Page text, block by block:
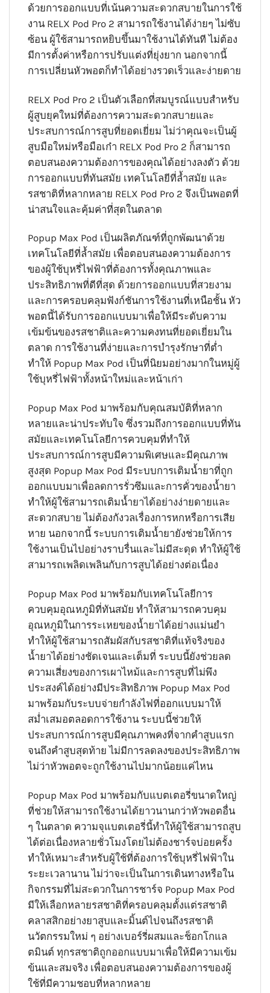
ด้วยการออกแบบที่เน้นความสะดวกสบายในการใช้
งาน RELX Pod Pro 2 สามารถใช้งานได้ง่ายๆ ไม่ซับ
ซ้อน ผู้ใช้สามารถหยิบขึ้นมาใช้งานได้ทันที ไม่ต้อง
มีการตั้งค่าหรือการปรับแต่งที่ยุ่งยาก นอกจากนี้
การเปลี่ยนหัวพอตก็ทำได้อย่างรวดเร็วและง่ายดาย
RELX Pod Pro 2 เป็นตัวเลือกที่สมบูรณ์แบบสำหรับ
ผู้สูบยุคใหม่ที่ต้องการความสะดวกสบายและ
ประสบการณ์การสูบที่ยอดเยี่ยม ไม่ว่าคุณจะเป็นผู้
สูบมือใหม่หรือมือเก๋า RELX Pod Pro 2 ก็สามารถ
ตอบสนองความต้องการของคุณได้อย่างลงตัว ด้วย
การออกแบบที่ทันสมัย เทคโนโลยีที่ล้ำสมัย และ
รสชาติที่หลากหลาย RELX Pod Pro 2 จึงเป็นพอตที่
น่าสนใจและคุ้มค่าที่สุดในตลาด
Popup Max Pod เป็นผลิตภัณฑ์ที่ถูกพัฒนาด้วย
เทคโนโลยีที่ล้ำสมัย เพื่อตอบสนองความต้องการ
ของผู้ใช้บุหรี่ไฟฟ้าที่ต้องการทั้งคุณภาพและ
ประสิทธิภาพที่ดีที่สุด ด้วยการออกแบบที่สวยงาม
และการครอบคลุมฟังก์ชันการใช้งานที่เหนือชั้น หัว
พอตนี้ได้รับการออกแบบมาเพื่อให้มีระดับความ
เข้มข้นของรสชาติและความคงทนที่ยอดเยี่ยมใน
ตลาด การใช้งานที่ง่ายและการบำรุงรักษาที่ต่ำ
ทำให้ Popup Max Pod เป็นที่นิยมอย่างมากในหมู่ผู้
ใช้บุหรี่ไฟฟ้าทั้งหน้าใหม่และหน้าเก่า
Popup Max Pod มาพร้อมกับคุณสมบัติที่หลาก
หลายและน่าประทับใจ ซึ่งรวมถึงการออกแบบที่ทัน
สมัยและเทคโนโลยีการควบคุมที่ทำให้
ประสบการณ์การสูบมีความพิเศษและมีคุณภาพ
สูงสุด Popup Max Pod มีระบบการเติมน้ำยาที่ถูก
ออกแบบมาเพื่อลดการรั่วซึมและการคั่วของน้ำยา
ทำให้ผู้ใช้สามารถเติมน้ำยาได้อย่างง่ายดายและ
สะดวกสบาย ไม่ต้องกังวลเรื่องการหกหรือการเสีย
หาย นอกจากนี้ ระบบการเติมน้ำยายังช่วยให้การ
ใช้งานเป็นไปอย่างราบรื่นและไม่มีสะดุด ทำให้ผู้ใช้
สามารถเพลิดเพลินกับการสูบได้อย่างต่อเนื่อง
Popup Max Pod มาพร้อมกับเทคโนโลยีการ
ควบคุมอุณหภูมิที่ทันสมัย ทำให้สามารถควบคุม
อุณหภูมิในการระเหยของน้ำยาได้อย่างแม่นยำ
ทำให้ผู้ใช้สามารถสัมผัสกับรสชาติที่แท้จริงของ
น้ำยาได้อย่างชัดเจนและเต็มที่ ระบบนี้ยังช่วยลด
ความเสี่ยงของการเผาไหม้และการสูบที่ไม่พึง
ประสงค์ได้อย่างมีประสิทธิภาพ Popup Max Pod
มาพร้อมกับระบบจ่ายกำลังไฟที่ออกแบบมาให้
สม่ำเสมอตลอดการใช้งาน ระบบนี้ช่วยให้
ประสบการณ์การสูบมีคุณภาพคงที่จากคำสูบแรก
จนถึงคำสูบสุดท้าย ไม่มีการลดลงของประสิทธิภาพ
ไม่ว่าหัวพอตจะถูกใช้งานไปมากน้อยแค่ไหน
Popup Max Pod มาพร้อมกับแบตเตอรี่ขนาดใหญ่
ที่ช่วยให้สามารถใช้งานได้ยาวนานกว่าหัวพอตอื่น
ๆ ในตลาด ความจุแบตเตอรี่นี้ทำให้ผู้ใช้สามารถสูบ
ได้ต่อเนื่องหลายชั่วโมงโดยไม่ต้องชาร์จบ่อยครั้ง
ทำให้เหมาะสำหรับผู้ใช้ที่ต้องการใช้บุหรี่ไฟฟ้าใน
ระยะเวลานาน ไม่ว่าจะเป็นในการเดินทางหรือใน
กิจกรรมที่ไม่สะดวกในการชาร์จ Popup Max Pod
มีให้เลือกหลายรสชาติที่ครอบคลุมตั้งแต่รสชาติ
คลาสสิกอย่างยาสูบและมิ้นต์ไปจนถึงรสชาติ
นวัตกรรมใหม่ ๆ อย่างเบอร์รี่ผสมและช็อกโกแล
ตมินต์ ทุกรสชาติถูกออกแบบมาเพื่อให้มีความเข้ม
ข้นและสมจริง เพื่อตอบสนองความต้องการของผู้
ใช้ที่มีความชอบที่หลากหลาย